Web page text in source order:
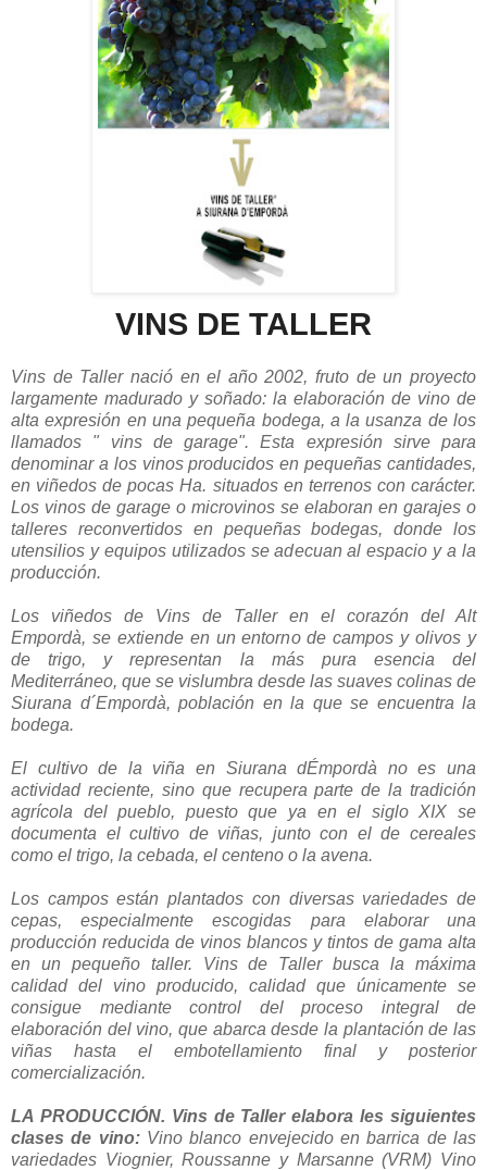
VINS DE TALLER
Vins de Taller nació en el año 2002, fruto de un proyecto
largamente madurado y soñado: la elaboración de vino de
alta expresión en una pequeña bodega, a la usanza de los
llamados " vins de garage". Esta expresión sirve para
denominar a los vinos producidos en pequeñas cantidades,
en viñedos de pocas Ha. situados en terrenos con carácter.
Los vinos de garage o microvinos se elaboran en garajes o
talleres reconvertidos en pequeñas bodegas, donde los
utensilios y equipos utilizados se adecuan al espacio y a la
producción.
Los viñedos de Vins de Taller en el corazón del Alt
Empordà, se extiende en un entorno de campos y olivos y
de trigo, y representan la más pura esencia del
Mediterráneo, que se vislumbra desde las suaves colinas de
Siurana d´Empordà, población en la que se encuentra la
bodega.
El cultivo de la viña en Siurana dÉmpordà no es una
actividad reciente, sino que recupera parte de la tradición
agrícola del pueblo, puesto que ya en el siglo XIX se
documenta el cultivo de viñas, junto con el de cereales
como el trigo, la cebada, el centeno o la avena.
Los campos están plantados con diversas variedades de
cepas, especialmente escogidas para elaborar una
producción reducida de vinos blancos y tintos de gama alta
en un pequeño taller. Vins de Taller busca la máxima
calidad del vino producido, calidad que únicamente se
consigue mediante control del proceso integral de
elaboración del vino, que abarca desde la plantación de las
viñas hasta el embotellamiento final y posterior
comercialización.
LA PRODUCCIÓN. Vins de Taller elabora les siguientes
clases de vino: Vino blanco envejecido en barrica de las
variedades Viognier, Roussanne y Marsanne (VRM) Vino